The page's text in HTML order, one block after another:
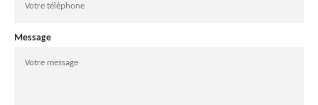
Message